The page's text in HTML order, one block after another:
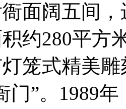
面阔五间
约280平方
笼式精美
门”。1989